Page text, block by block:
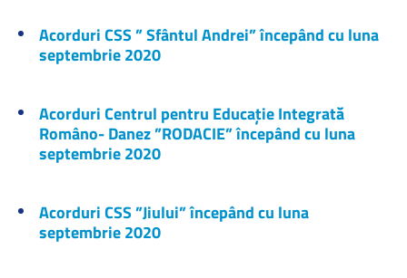
Acorduri CSS ” Sfântul Andrei” începând cu luna
septembrie 2020
Acorduri Centrul pentru Educație Integrată
Româno- Danez ”RODACIE” începând cu luna
septembrie 2020
Acorduri CSS ”Jiului” începând cu luna
septembrie 2020